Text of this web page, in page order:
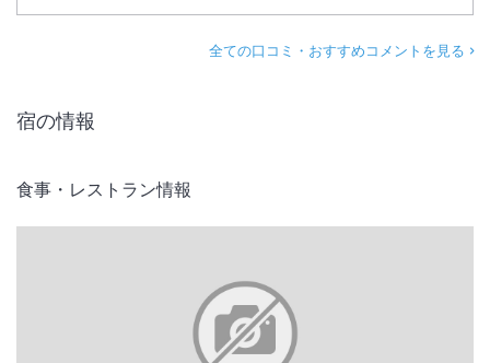
全ての口コミ・おすすめコメントを見る
宿の情報
食事・レストラン情報